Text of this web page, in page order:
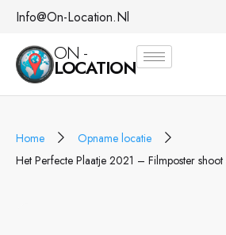
Info@on-Location.nl
ON -
LOCATION
Home
Opname locatie
Het Perfecte Plaatje 2021 – Filmposter